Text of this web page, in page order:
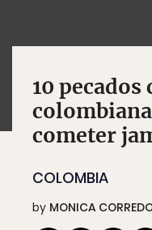
10
cometer
COLOMBIA
by MONICA